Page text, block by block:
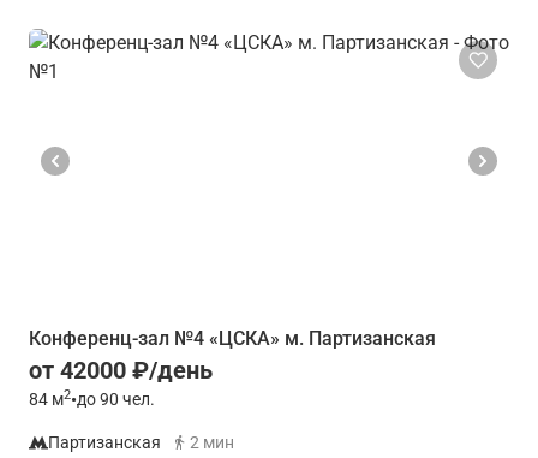
Конференц-зал №4 «ЦСКА» м. Партизанская
от 42000 ₽/день
84 м2•до 90 чел.
Партизанская
2 мин